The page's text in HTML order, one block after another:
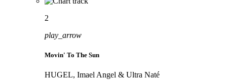
2
play_arrow
Movin' To The Sun
HUGEL, Imael Angel & Ultra Naté